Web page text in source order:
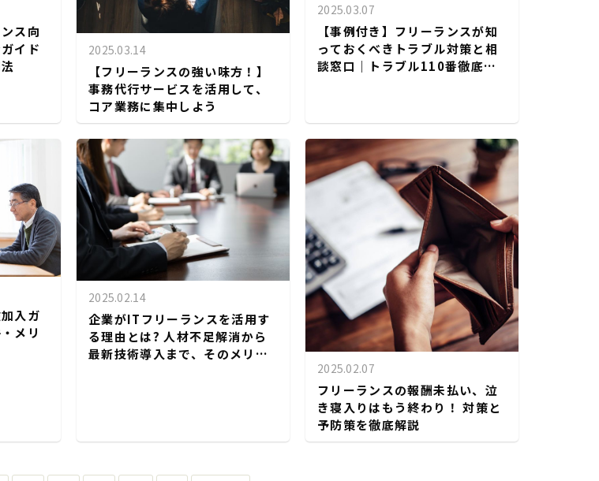
ス向
イド
2025.03.14
【フリーランスの強い味方！】
事務代行サービスを活用して、
コア業務に集中しよう
2025.03.07
【事例付き】フリーランスが知
っておくべきトラブル対策と相
談窓口｜トラブル110番徹底解
入ガ
メリ
2025.02.14
企業がITフリーランスを活用す
る理由とは? 人材不足解消から
最新技術導入まで、そのメリッ
2025.02.07
フリーランスの報酬未払い、泣
き寝入りはもう終わり！ 対策と
予防策を徹底解説